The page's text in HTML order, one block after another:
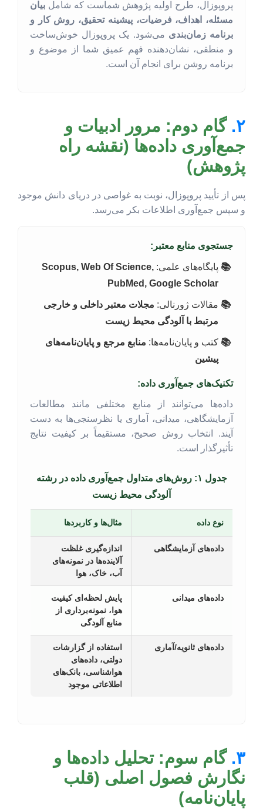
پروپوزال، طرح اولیه پژوهش شماست که شامل بیان
مسئله، اهداف، فرضیات، پیشینه تحقیق، روش کار و
برنامه زمان‌بندی می‌شود. یک پروپوزال خوش‌ساخت
و منطقی، نشان‌دهنده فهم عمیق شما از موضوع و
برنامه روشن برای انجام آن است.
۲. گام دوم: مرور ادبیات و
جمع‌آوری داده‌ها (نقشه راه
پژوهش)
پس از تأیید پروپوزال، نوبت به غواصی در دریای دانش موجود
و سپس جمع‌آوری اطلاعات بکر می‌رسد.
جستجوی منابع معتبر:
پایگاه‌های علمی: Scopus, Web Of Science,
PubMed, Google Scholar
مقالات ژورنالی: مجلات معتبر داخلی و خارجی
مرتبط با آلودگی محیط زیست
کتب و پایان‌نامه‌ها: منابع مرجع و پایان‌نامه‌های
پیشین
تکنیک‌های جمع‌آوری داده:
داده‌ها می‌توانند از منابع مختلفی مانند مطالعات
آزمایشگاهی، میدانی، آماری یا نظرسنجی‌ها به دست
آیند. انتخاب روش صحیح، مستقیماً بر کیفیت نتایج
تأثیرگذار است.
جدول ۱: روش‌های متداول جمع‌آوری داده در رشته
آلودگی محیط زیست
نوع داده مثال‌ها و کاربردها
داده‌های آزمایشگاهی
اندازه‌گیری غلظت
آلاینده‌ها در نمونه‌های
آب، خاک، هوا
داده‌های میدانی
پایش لحظه‌ای کیفیت
هوا، نمونه‌برداری از
منابع آلودگی
داده‌های ثانویه/آماری
استفاده از گزارشات
دولتی، داده‌های
هواشناسی، بانک‌های
اطلاعاتی موجود
۳. گام سوم: تحلیل داده‌ها و
نگارش فصول اصلی (قلب
پایان‌نامه)